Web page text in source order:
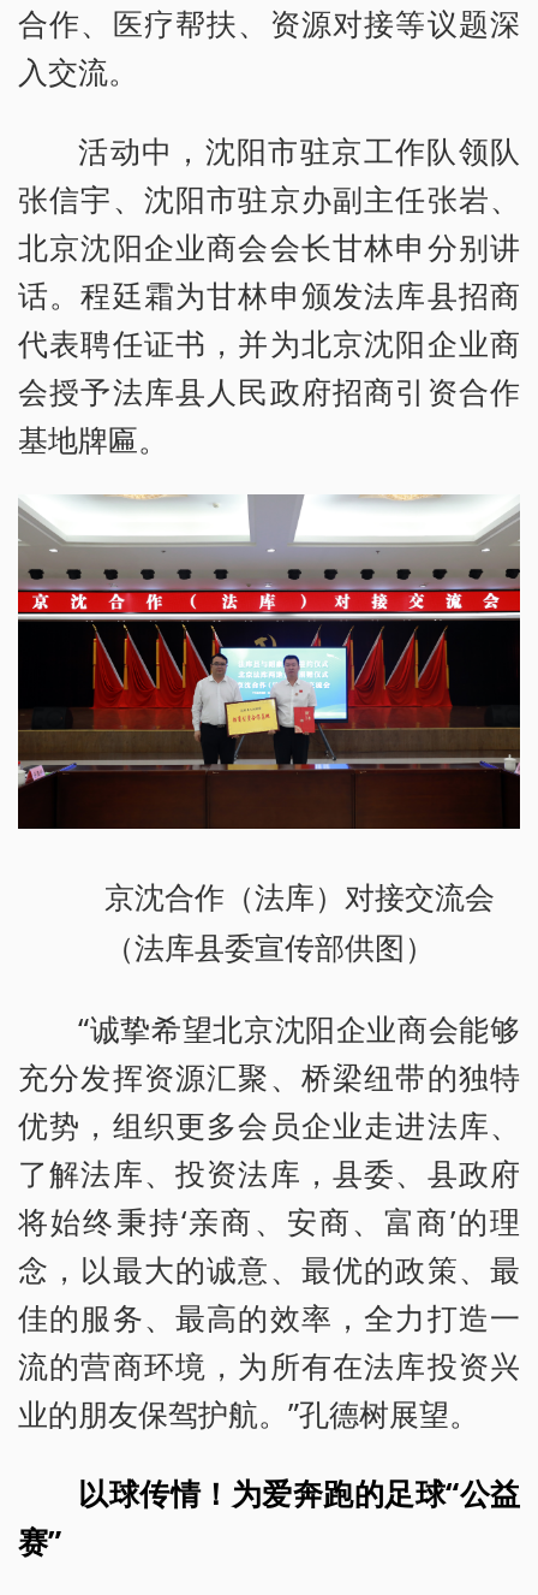
合作、医疗帮扶、资源对接等议题深
入交流。
活动中，沈阳市驻京工作队领队
张信宇、沈阳市驻京办副主任张岩、
北京沈阳企业商会会长甘林申分别讲
话。程廷霜为甘林申颁发法库县招商
代表聘任证书，并为北京沈阳企业商
会授予法库县人民政府招商引资合作
基地牌匾。
京沈合作（法库）对接交流会
（法库县委宣传部供图）
“诚挚希望北京沈阳企业商会能够
充分发挥资源汇聚、桥梁纽带的独特
优势，组织更多会员企业走进法库、
了解法库、投资法库，县委、县政府
将始终秉持‘亲商、安商、富商’的理
念，以最大的诚意、最优的政策、最
佳的服务、最高的效率，全力打造一
流的营商环境，为所有在法库投资兴
业的朋友保驾护航。”孔德树展望。
以球传情！为爱奔跑的足球“公益
赛”